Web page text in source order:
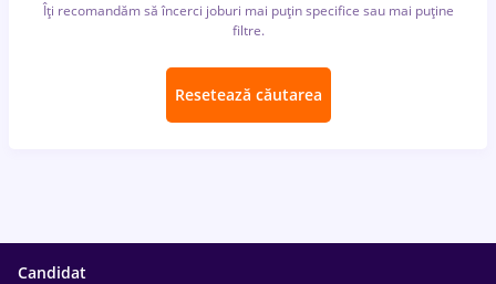
Îți recomandăm să încerci joburi mai puțin specifice sau mai puține
filtre.
Resetează căutarea
Candidat